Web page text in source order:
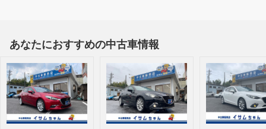
あなたにおすすめの中古車情報